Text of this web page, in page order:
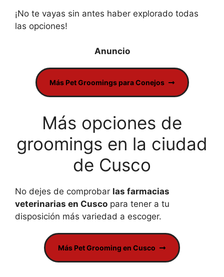
¡No te vayas sin antes haber explorado todas
las opciones!
Más Pet Groomings para Conejos
Más opciones de
groomings en la ciudad
de Cusco
No dejes de comprobar las farmacias
veterinarias en Cusco para tener a tu
disposición más variedad a escoger.
Más Pet Grooming en Cusco